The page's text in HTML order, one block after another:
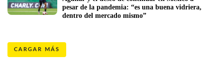
pesar de la pandemia: “es una buena vidriera,
dentro del mercado mismo”
CARGAR MÁS